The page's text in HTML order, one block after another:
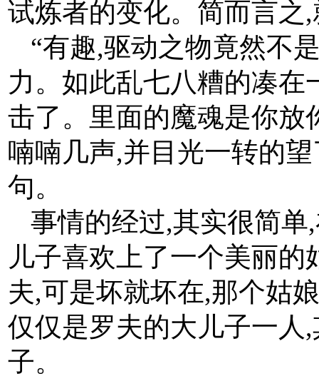
试炼者的变化。简而言之
“有趣,驱动之物竟然不
力。如此乱七八糟的凑
击了。里面的魔魂是你放
喃喃几声,并目光一转的
句。
事情的经过,其实很简
儿子喜欢上了一个美丽
夫,可是坏就坏在,那个姑
仅仅是罗夫的大儿子一人
子。